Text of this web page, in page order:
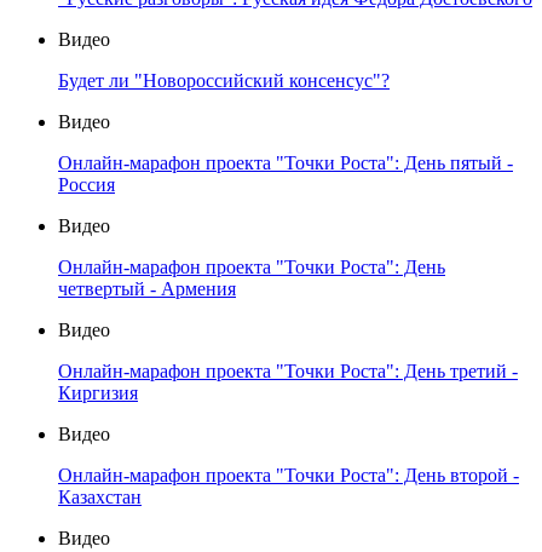
Видео
Будет ли "Новороссийский консенсус"?
Видео
Онлайн-марафон проекта "Точки Роста": День пятый -
Россия
Видео
Онлайн-марафон проекта "Точки Роста": День
четвертый - Армения
Видео
Онлайн-марафон проекта "Точки Роста": День третий -
Киргизия
Видео
Онлайн-марафон проекта "Точки Роста": День второй -
Казахстан
Видео